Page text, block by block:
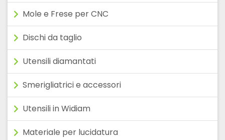
Mole e Frese per CNC
Dischi da taglio
Utensili diamantati
Smerigliatrici e accessori
Utensili in Widiam
Materiale per lucidatura